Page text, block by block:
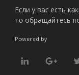
Если у вас есть
то обращайтесь
Powered by